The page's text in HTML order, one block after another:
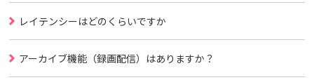
レイテンシーはどのくらいですか
アーカイブ機能（録画配信）はありますか？